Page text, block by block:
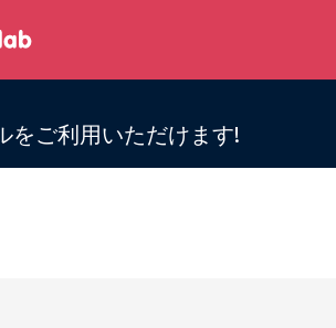
をご利用いただけます!